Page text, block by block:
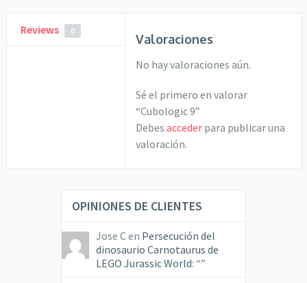
Reviews 0
Valoraciones
No hay valoraciones aún.
Sé el primero en valorar
“Cubologic 9”
Debesacceder para publicar una
valoración.
OPINIONES DE CLIENTES
Jose Cen Persecución del
dinosaurio Carnotaurus de
LEGO Jurassic World: “”